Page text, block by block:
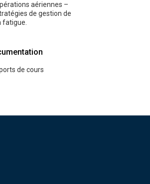
aériennes –
de gestion de
fatigue.
de cours